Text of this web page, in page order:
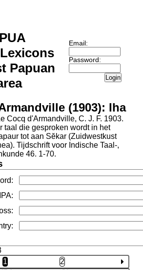
Papuan
Email:
Password:
Login
(1903): Iha
Cocq d'Armandville, C. J. F. 1903.
taal die gesproken wordt in het
tot aan Sĕkar (Zuidwestkust
Tijdschrift voor Indische Taal-,
46. 1-70.
:
IPA:
:
:
1
2